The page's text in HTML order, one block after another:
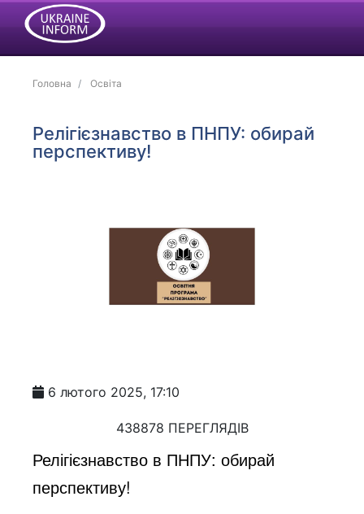
Головна Освіта
Релігієзнавство в ПНПУ: обирай
перспективу!
6 лютого 2025, 17:10
438878 ПЕРЕГЛЯДІВ
Релігієзнавство в ПНПУ: обирай
перспективу!